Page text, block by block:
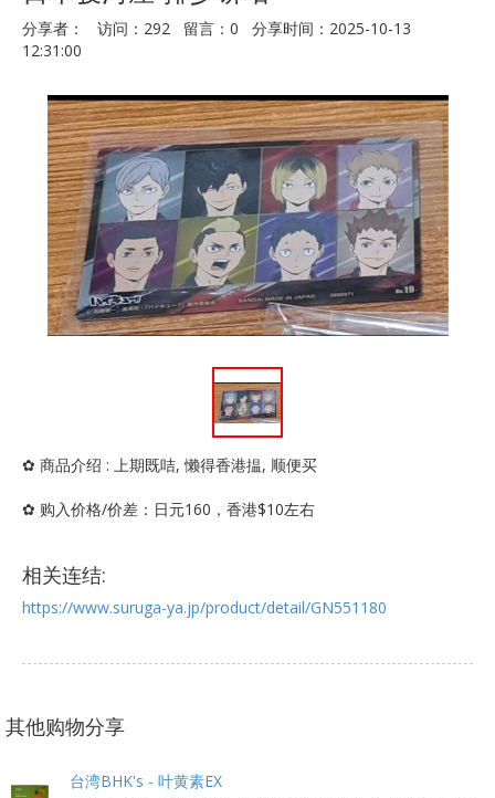
分享者： 访问：292 留言：0 分享时间：2025-10-13
12:31:00
✿ 商品介绍 : 上期既咭, 懒得香港揾, 顺便买
✿ 购入价格/价差：日元160，香港$10左右
相关连结:
https://www.suruga-ya.jp/product/detail/GN551180
其他购物分享
台湾BHK's - 叶黄素EX